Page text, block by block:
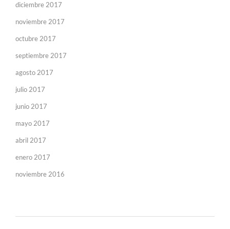
diciembre 2017
noviembre 2017
octubre 2017
septiembre 2017
agosto 2017
julio 2017
junio 2017
mayo 2017
abril 2017
enero 2017
noviembre 2016